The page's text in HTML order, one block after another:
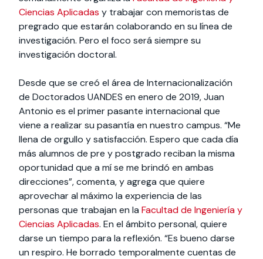
Ciencias Aplicadas y trabajar con memoristas de
pregrado que estarán colaborando en su línea de
investigación. Pero el foco será siempre su
investigación doctoral.
Desde que se creó el área de Internacionalización
de Doctorados UANDES en enero de 2019, Juan
Antonio es el primer pasante internacional que
viene a realizar su pasantía en nuestro campus. “Me
llena de orgullo y satisfacción. Espero que cada día
más alumnos de pre y postgrado reciban la misma
oportunidad que a mí se me brindó en ambas
direcciones”, comenta, y agrega que quiere
aprovechar al máximo la experiencia de las
personas que trabajan en la Facultad de Ingeniería y
Ciencias Aplicadas. En el ámbito personal, quiere
darse un tiempo para la reflexión. “Es bueno darse
un respiro. He borrado temporalmente cuentas de